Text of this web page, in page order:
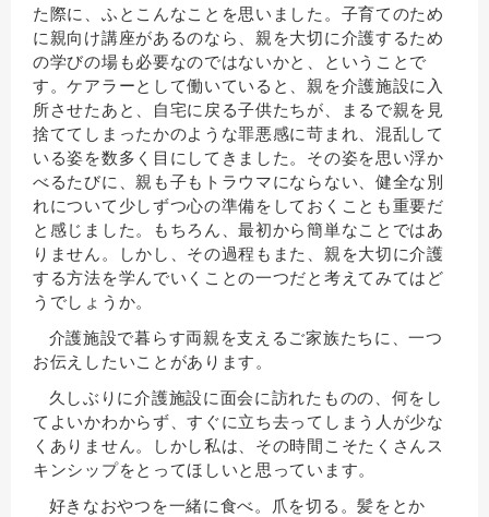
た際に、ふとこんなことを思いました。子育てのため
に親向け講座があるのなら、親を大切に介護するため
の学びの場も必要なのではないかと、ということで
す。ケアラーとして働いていると、親を介護施設に入
所させたあと、自宅に戻る子供たちが、まるで親を見
捨ててしまったかのような罪悪感に苛まれ、混乱して
いる姿を数多く目にしてきました。その姿を思い浮か
べるたびに、親も子もトラウマにならない、健全な別
れについて少しずつ心の準備をしておくことも重要だ
と感じました。もちろん、最初から簡単なことではあ
りません。しかし、その過程もまた、親を大切に介護
する方法を学んでいくことの一つだと考えてみてはど
うでしょうか。
介護施設で暮らす両親を支えるご家族たちに、一つ
お伝えしたいことがあります。
久しぶりに介護施設に面会に訪れたものの、何をし
てよいかわからず、すぐに立ち去ってしまう人が少な
くありません。しかし私は、その時間こそたくさんス
キンシップをとってほしいと思っています。
好きなおやつを一緒に食べ。爪を切る。髪をとか